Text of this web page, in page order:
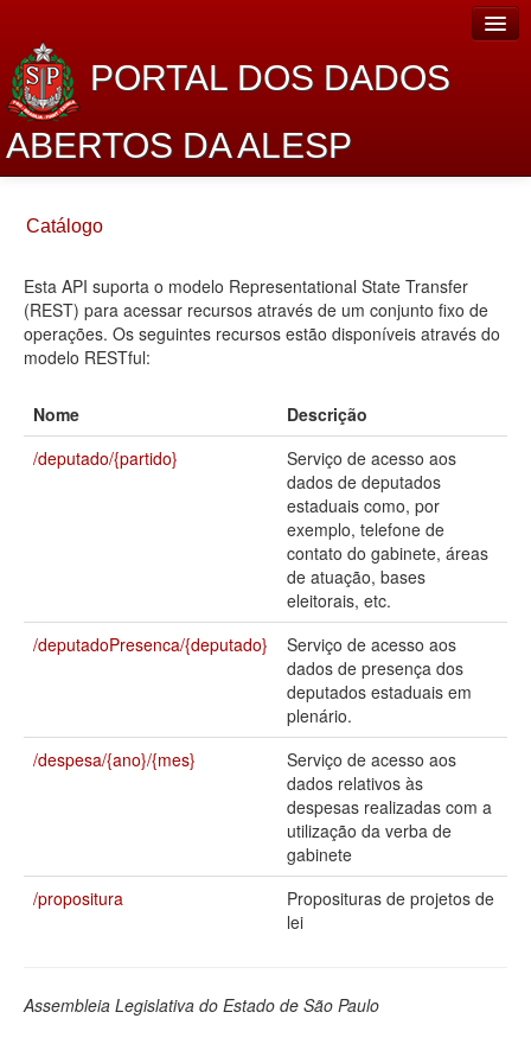
PORTAL DOS DADOS
ABERTOS DA ALESP
Sobre o projeto
Dados Abertos Alesp
Lei de Acesso à Informação
Planejamento
Catálogo de dados
Legislação
Perguntas frequentes
Catálogo
Esta API suporta o modelo Representational State Transfer
(REST) para acessar recursos através de um conjunto fixo de
operações. Os seguintes recursos estão disponíveis através do
modelo RESTful:
Nome
Descrição
/deputado/{partido}
Serviço de acesso aos
dados de deputados
estaduais como, por
exemplo, telefone de
contato do gabinete, áreas
de atuação, bases
eleitorais, etc.
/deputadoPresenca/{deputado}
Serviço de acesso aos
dados de presença dos
deputados estaduais em
plenário.
/despesa/{ano}/{mes}
Serviço de acesso aos
dados relativos às
despesas realizadas com a
utilização da verba de
gabinete
/propositura
Proposituras de projetos de
lei
Assembleia Legislativa do Estado de São Paulo